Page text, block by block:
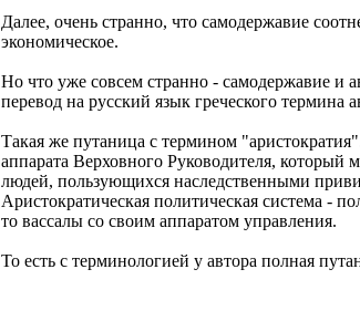
Далее, очень странно, что самодержавие
экономическое.
Но что уже совсем странно - самодержавие и
перевод на русский язык греческого термина
Такая же путаница с термином
аппарата Верховного Руководителя, который
людей, пользующихся наследственными
Аристократическая политическая система -
то вассалы со своим аппаратом управления.
То есть с терминологией у автора полная